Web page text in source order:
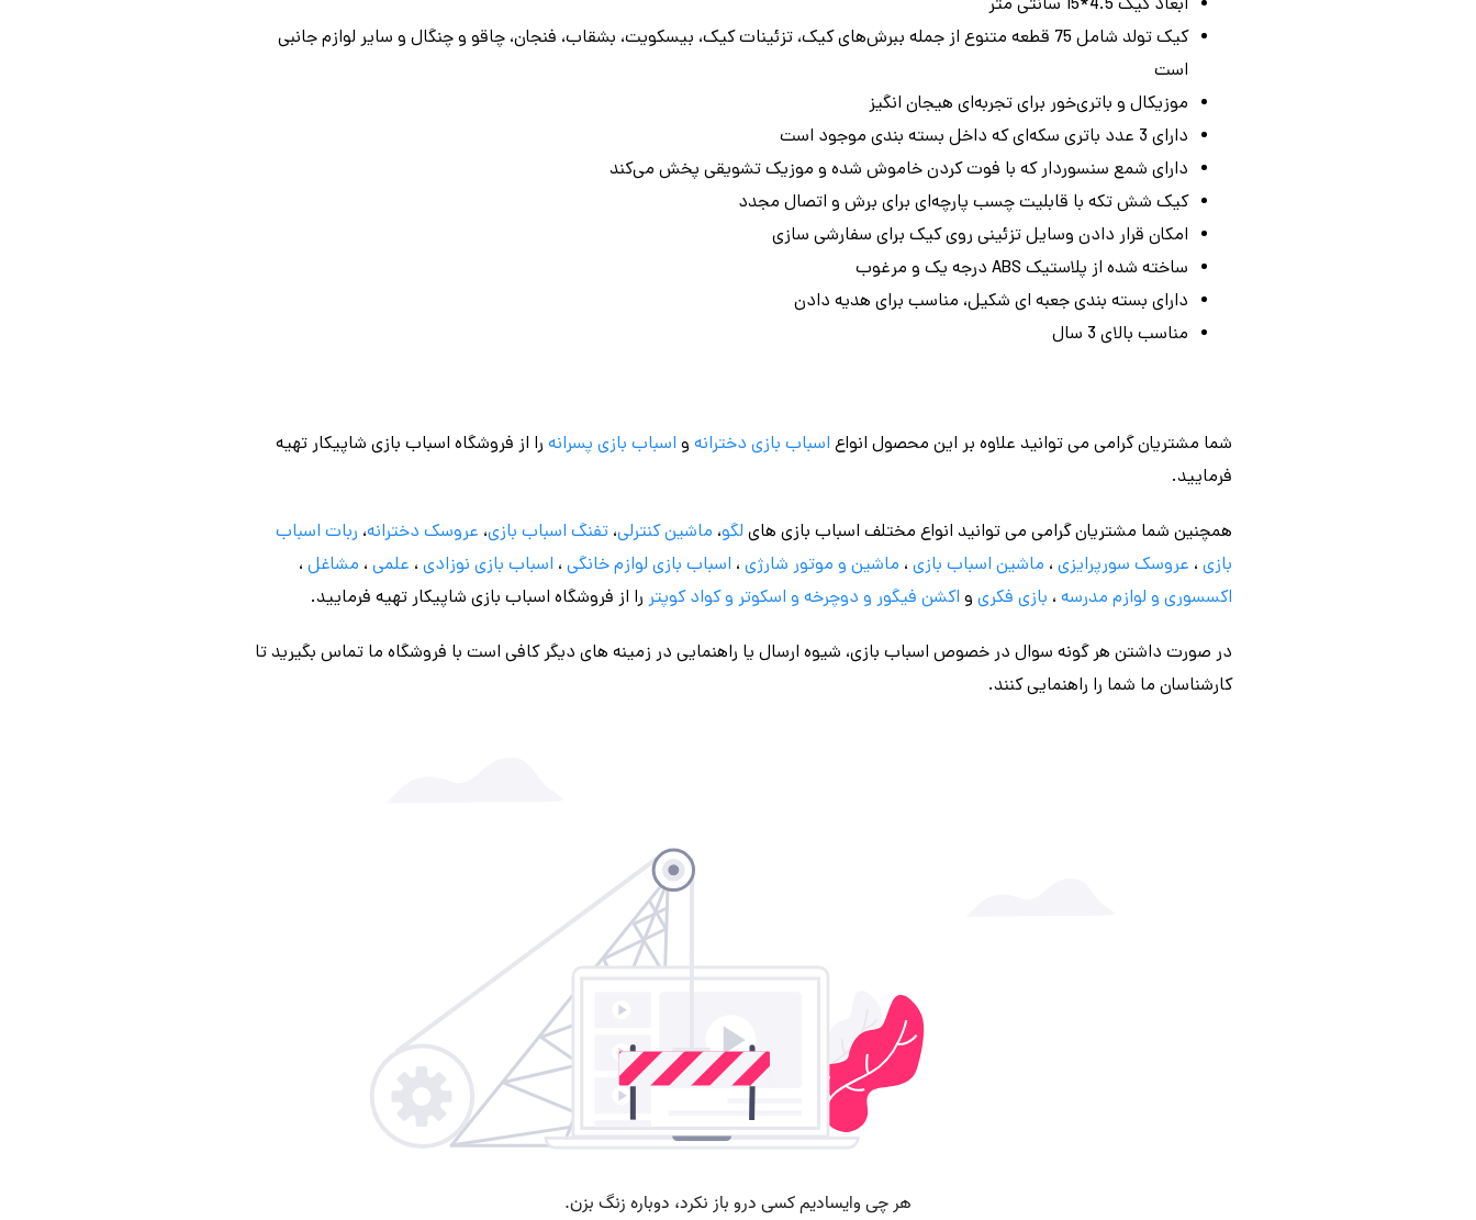
ابعاد کیک 4.5*15 سانتی متر
کیک تولد شامل 75 قطعه متنوع از جمله ببرش‌های کیک، تزئینات کیک، بیسکویت، بشقاب، فنجان، چاقو و چنگال و سایر لوازم جانبی
است
موزیکال و باتری‌خور برای تجربه‌ای هیجان‌ انگیز
دارای 3 عدد باتری سکه‌ای که داخل بسته‌ بندی موجود است
دارای شمع سنسوردار که با فوت کردن خاموش شده و موزیک تشویقی پخش می‌کند
کیک شش تکه با قابلیت چسب پارچه‌ای برای برش و اتصال مجدد
امکان قرار دادن وسایل تزئینی روی کیک برای سفارشی‌ سازی
ساخته شده از پلاستیک ABS درجه یک و مرغوب
دارای بسته‌ بندی جعبه‌ ای شکیل، مناسب برای هدیه دادن
مناسب بالای 3 سال
شما مشتریان گرامی می توانید علاوه بر این محصول انواع اسباب بازی دخترانه و اسباب بازی پسرانه را از فروشگاه اسباب بازی شاپیکار تهیه
فرمایید.
همچنین شما مشتریان گرامی می توانید انواع مختلف اسباب بازی های لگو، ماشین کنترلی، تفنگ اسباب بازی، عروسک دخترانه، ربات اسباب
بازی ، عروسک سورپرایزی ، ماشین اسباب بازی ، ماشین و موتور شارژی ، اسباب بازی لوازم خانگی ، اسباب بازی نوزادی ، علمی ، مشاغل ،
اکسسوری و لوازم مدرسه ، بازی فکری و اکشن فیگور و دوچرخه و اسکوتر و کواد کوپتر را از فروشگاه اسباب بازی شاپیکار تهیه فرمایید.
در صورت داشتن هر گونه سوال در خصوص اسباب بازی، شیوه ارسال یا راهنمایی در زمینه های دیگر کافی است با فروشگاه ما تماس بگیرید تا
کارشناسان ما شما را راهنمایی کنند.